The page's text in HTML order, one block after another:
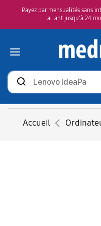
Payez par mensualités sans
allant jusqu'à 24
Rechercher
des
produits
Accueil